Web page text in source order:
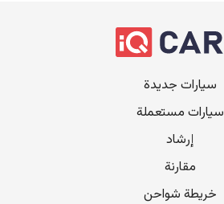
سيارات جديدة
سيارات مستعملة
إرشاد
مقارنة
خريطة شواحن